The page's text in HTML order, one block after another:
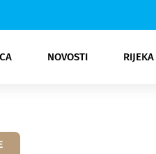
NOVOSTI
Rijeka Opatija
NK
Moda
Kultura